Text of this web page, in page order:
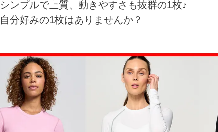
シンプルで上質、動きやすさも抜群の1枚♪
自分好みの1枚はありませんか？